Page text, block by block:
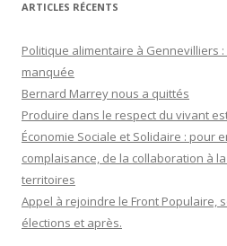
ARTICLES RÉCENTS
Politique alimentaire à Gennevilliers :
manquée
Bernard Marrey nous a quittés
Produire dans le respect du vivant
Économie Sociale et Solidaire : pour
complaisance, de la collaboration à
territoires
Appel à rejoindre le Front Populaire,
élections et après.